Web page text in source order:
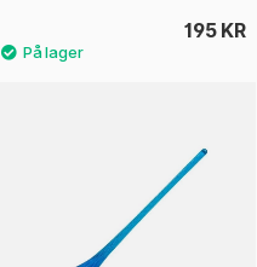
195 KR